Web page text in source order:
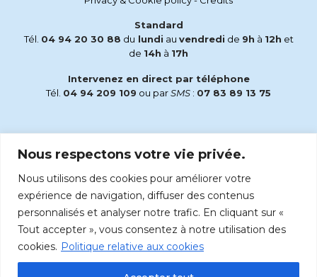
Nous respectons votre vie privée.
Nous utilisons des cookies pour améliorer votre
expérience de navigation, diffuser des contenus
personnalisés et analyser notre trafic. En cliquant sur «
Tout accepter », vous consentez à notre utilisation des
cookies. Politique relative aux cookies
Standard
Tél. 04 94 20 30 88 du lundi au vendredi de 9h à 12h et
de 14h à 17h
Intervenez en direct par téléphone
Tél. 04 94 209 109 ou parSMS : 07 83 89 13 75
accueil@radiomaria.fr
Écoutez Radio Maria sur :